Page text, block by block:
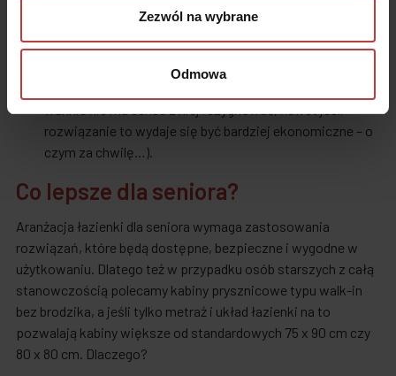
Zezwól na wybrane
Odmowa
rozwiązanie bardzo dobrze sprawdza się w przypadku
rodzin wielopokoleniowych),
osobistych preferencji kąpielowych
rozwiązanie to wydaje się być bardziej ekonomiczne – o
czym za chwilę…).
Co lepsze dla seniora?
Aranżacja łazienki dla seniora wymaga zastosowania
rozwiązań, które będą dostępne, bezpieczne i wygodne w
użytkowaniu. Dlatego też w przypadku osób starszych z całą
stanowczością polecamy kabiny prysznicowe typu walk-in
bez brodzika, a jeśli tylko metraż i układ łazienki na to
pozwalają kabiny większe od standardowych 75 x 90 cm czy
80 x 80 cm. Dlaczego?